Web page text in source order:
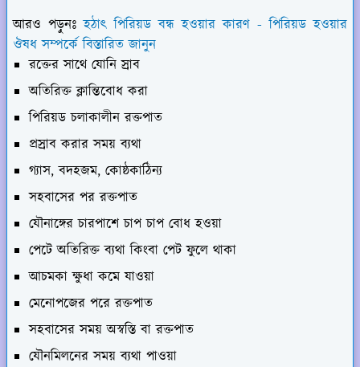
আরও পড়ুনঃহঠাৎ পিরিয়ড বন্ধ হওয়ার কারণ - পিরিয়ড হওয়ার
ঔষধ সম্পর্কে বিস্তারিত জানুন
রক্তের সাথে যোনি স্রাব
অতিরিক্ত ক্লান্তিবোধ করা
পিরিয়ড চলাকালীন রক্তপাত
প্রস্রাব করার সময় ব্যথা
গ্যাস, বদহজম, কোষ্ঠকাঠিন্য
সহবাসের পর রক্তপাত
যৌনাঙ্গের চারপাশে চাপ চাপ বোধ হওয়া
পেটে অতিরিক্ত ব্যথা কিংবা পেট ফুলে থাকা
আচমকা ক্ষুধা কমে যাওয়া
মেনোপজের পরে রক্তপাত
সহবাসের সময় অস্বস্তি বা রক্তপাত
যৌনমিলনের সময় ব্যথা পাওয়া